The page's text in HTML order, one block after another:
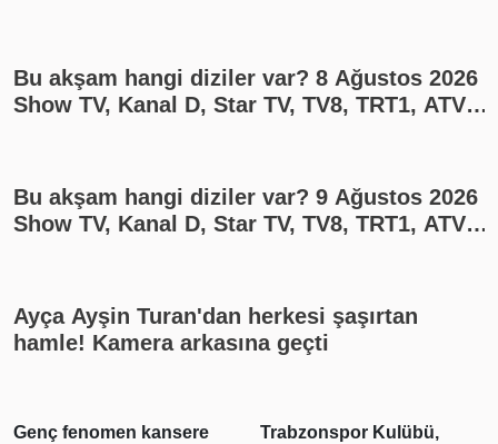
Bu akşam hangi diziler var? 8 Ağustos 2026
Show TV, Kanal D, Star TV, TV8, TRT1, ATV
Bu akşam hangi diziler var? 9 Ağustos 2026
Show TV, Kanal D, Star TV, TV8, TRT1, ATV
Ayça Ayşin Turan'dan herkesi şaşırtan
hamle! Kamera arkasına geçti
Trabzonspor Kulübü,
3 ilde suç örgütü